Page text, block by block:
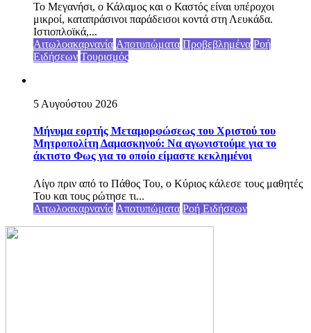
Το Μεγανήσι, ο Κάλαμος και ο Καστός είναι υπέροχοι
μικροί, καταπράσινοι παράδεισοι κοντά στη Λευκάδα.
Ιστιοπλοϊκά,...
Αιτωλοακαρνανία Αποτυπώματα Προβεβλημένα Ροή
Ειδήσεων Τουρισμός
5 Αυγούστου 2026
Μήνυμα εορτής Μεταμορφώσεως του Χριστού του
Μητροπολίτη Δαμασκηνού: Να αγωνιστούμε για το
άκτιστο Φως για το οποίο είμαστε κεκλημένοι
Λίγο πριν από το Πάθος Του, ο Κύριος κάλεσε τους μαθητές
Του και τους ρώτησε τι...
Αιτωλοακαρνανία Αποτυπώματα Ροή Ειδήσεων